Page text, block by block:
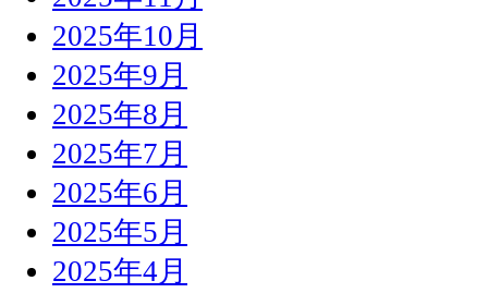
2025年10月
2025年9月
2025年8月
2025年7月
2025年6月
2025年5月
2025年4月